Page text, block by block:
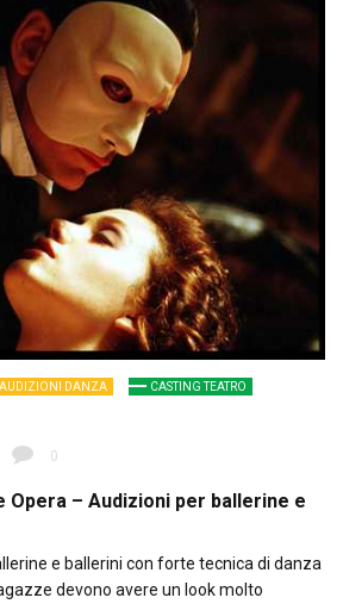
AUDIZIONI DANZA
CASTING TEATRO
0
Opera – Audizioni per ballerine e
e ballerini con forte tecnica di danza
devono avere un look molto